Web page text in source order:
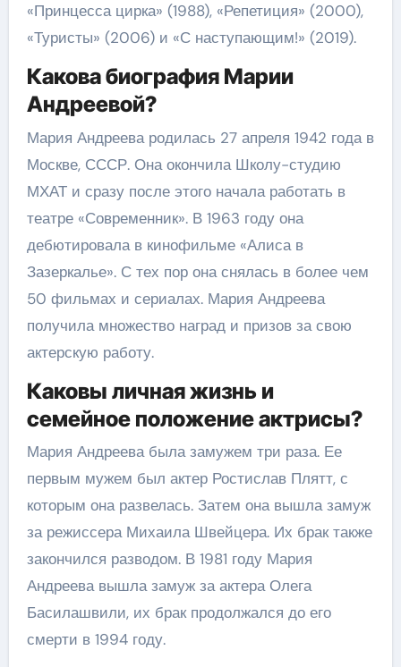
«Принцесса цирка» (1988), «Репетиция» (2000),
«Туристы» (2006) и «С наступающим!» (2019).
Какова биография Марии
Андреевой?
Мария Андреева родилась 27 апреля 1942 года в
Москве, СССР. Она окончила Школу-студию
МХАТ и сразу после этого начала работать в
театре «Современник». В 1963 году она
дебютировала в кинофильме «Алиса в
Зазеркалье». С тех пор она снялась в более чем
50 фильмах и сериалах. Мария Андреева
получила множество наград и призов за свою
актерскую работу.
Каковы личная жизнь и
семейное положение актрисы?
Мария Андреева была замужем три раза. Ее
первым мужем был актер Ростислав Плятт, с
которым она развелась. Затем она вышла замуж
за режиссера Михаила Швейцера. Их брак также
закончился разводом. В 1981 году Мария
Андреева вышла замуж за актера Олега
Басилашвили, их брак продолжался до его
смерти в 1994 году.